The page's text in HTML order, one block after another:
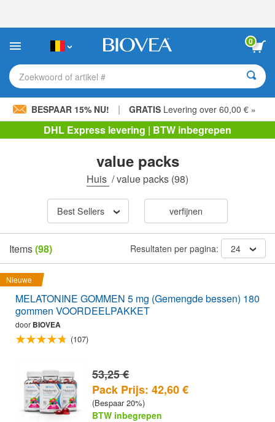
Deze
bevat
toegankelijkheidssysteem.
0
Zoekwoord of artikel #
BESPAAR 15% NU! | GRATIS Levering over 60,00 € »
DHL Express levering | BTW inbegrepen
value packs
Huis /value packs (98)
Best Sellers verfijnen
Items(98) Resultaten per pagina: 24
Nieuwe
MELATONINE GOMMEN 5 mg (Gemengde bessen) 180
gommen VOORDEELPAKKET
door BIOVEA
(107)
53,25 €
Pack Prijs: 42,60 €
(Bespaar 20%)
BTW inbegrepen